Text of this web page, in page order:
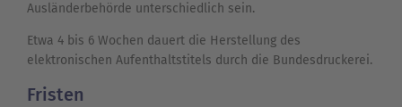
Ausländerbehörde unterschiedlich sein.
Etwa 4 bis 6 Wochen dauert die Herstellung des
elektronischen Aufenthaltstitels durch die Bundesdruckerei.
Fristen